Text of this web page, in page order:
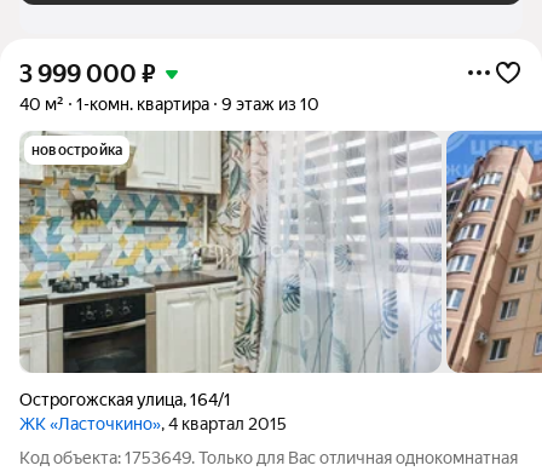
3 999 000 ₽
40 м² 1-комн. квартира 9 этаж из 10
новостройка
Острогожская улица,164/1
ЖК «Ласточкино», 4 квартал 2015
Код объекта: 1753649. Только для Вас отличная однокомнатная